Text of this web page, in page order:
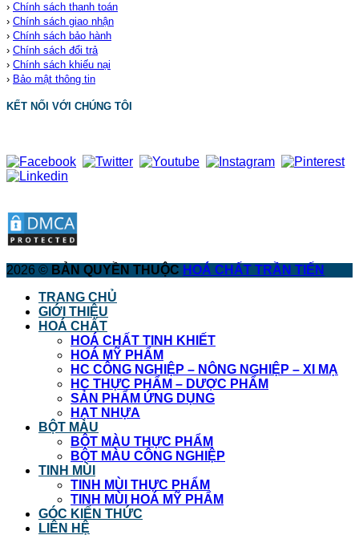
› Chính sách thanh toán
› Chính sách giao nhận
› Chính sách bảo hành
› Chính sách đổi trả
› Chính sách khiếu nại
› Bảo mật thông tin
KẾT NỐI VỚI CHÚNG TÔI
2026 © BẢN QUYỀN THUỘC HOÁ CHẤT TRẦN TIẾN
TRANG CHỦ
GIỚI THIỆU
HOÁ CHẤT
HOÁ CHẤT TINH KHIẾT
HOÁ MỸ PHẨM
HC CÔNG NGHIỆP – NÔNG NGHIỆP – XI MẠ
HC THỰC PHẨM – DƯỢC PHẨM
SẢN PHẨM ỨNG DỤNG
HẠT NHỰA
BỘT MÀU
BỘT MÀU THỰC PHẨM
BỘT MÀU CÔNG NGHIỆP
TINH MÙI
TINH MÙI THỰC PHẨM
TINH MÙI HOÁ MỸ PHẨM
GÓC KIẾN THỨC
LIÊN HỆ